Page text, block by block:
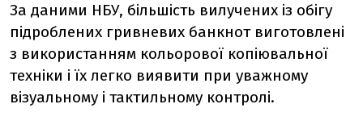
За даними НБУ, більшість вилучених із обігу
підроблених гривневих банкнот виготовлені
з використанням кольорової копіювальної
техніки і їх легко виявити при уважному
візуальному і тактильному контролі.